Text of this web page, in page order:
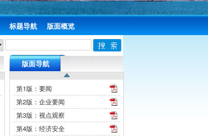
标题导航 版面概览
版面导航
第1版：要闻
第2版：企业要闻
第3版：视点观察
第4版：经济安全